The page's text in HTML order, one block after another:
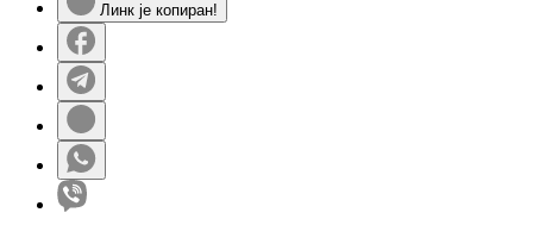
Линк је копиран!